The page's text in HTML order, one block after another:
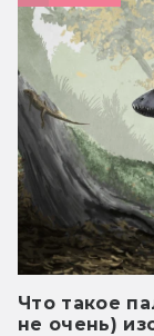
Что такое
не очень)